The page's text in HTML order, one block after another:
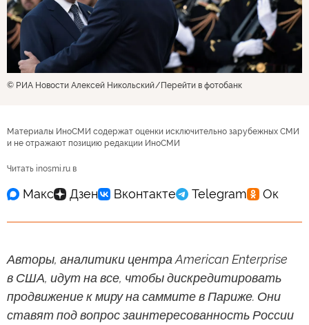
© РИА Новости Алексей Никольский Перейти в фотобанк
Материалы ИноСМИ содержат оценки исключительно зарубежных СМИ
и не отражают позицию редакции ИноСМИ
Читать inosmi.ru в
Авторы, аналитики центра American Enterprise
в США, идут на все, чтобы дискредитировать
продвижение к миру на саммите в Париже. Они
ставят под вопрос заинтересованность России